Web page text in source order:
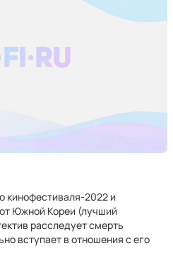
кинофестиваля-2022 и
Южной Кореи (лучший
расследует смерть
вступает в отношения с его